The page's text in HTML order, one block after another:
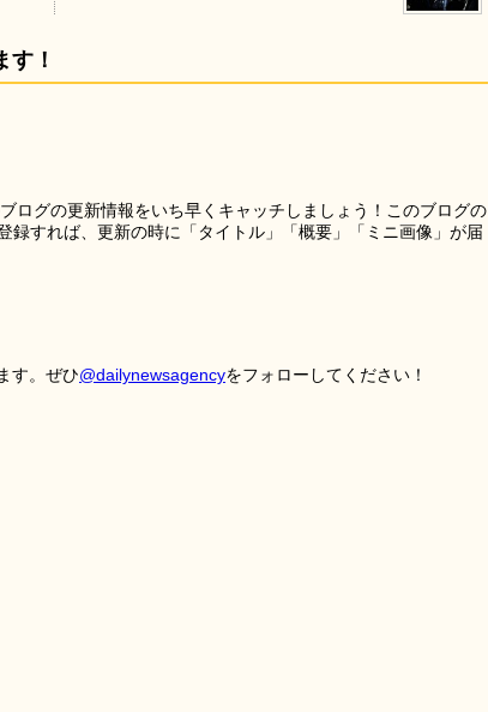
！
ログの更新情報をいち早くキャッチしましょう！このブログの
録すれば、更新の時に「タイトル」「概要」「ミニ画像」が届
す。ぜひ@dailynewsagencyをフォローしてください！